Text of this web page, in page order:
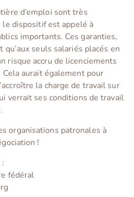
d’emploi sont très
dispositif est appelé à
importants. Ces garanties,
seuls salariés placés en
risque accru de licenciements
aurait également pour
la charge de travail sur
verrait ses conditions de travail
organisations patronales à
!
fédéral